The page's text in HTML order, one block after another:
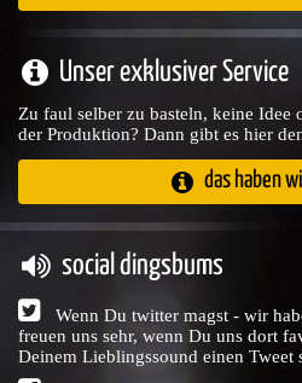
Unser exklusiver Service
Zu faul selber zu basteln, keine Idee
der Produktion? Dann gibt es hier
das haben
social dingsbums
Wenn Du twitter magst - wir
freuen uns sehr, wenn Du uns dort
Deinem Lieblingssound einen Tweet